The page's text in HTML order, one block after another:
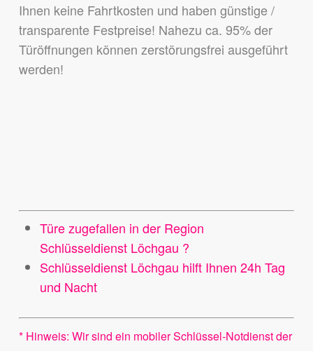
Ihnen keine Fahrtkosten und haben günstige /
transparente Festpreise! Nahezu ca. 95% der
Türöffnungen können zerstörungsfrei ausgeführt
werden!
Türe zugefallen in der Region
Schlüsseldienst Löchgau ?
Schlüsseldienst Löchgau hilft Ihnen 24h Tag
und Nacht
* Hinweis: Wir sind ein mobiler Schlüssel-Notdienst der